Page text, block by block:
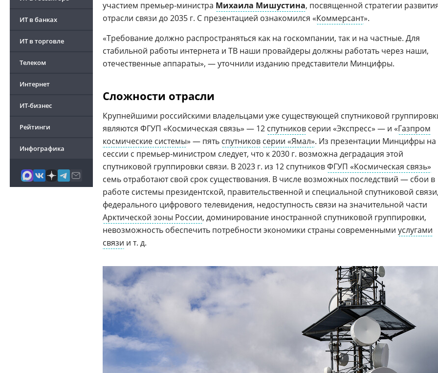
ИТ в банках
ИТ в торговле
Телеком
Интернет
ИТ-бизнес
Рейтинги
Инфографика
участием премьер-министра Михаила Мишустина, посвященной стратегии
отрасли связи до 2035 г. С презентацией ознакомился «Коммерсант».
«Требование должно распространяться как на госкомпании, так и на частные. Для
стабильной работы интернета и ТВ наши провайдеры должны работать через наши,
отечественные аппараты», — уточнили изданию представители Минцифры.
Сложности отрасли
Крупнейшими российскими владельцами уже существующей спутниковой
являются ФГУП «Космическая связь» — 12 спутников серии «Экспресс» — и «Газпром
космические системы» — пять спутников серии «Ямал». Из презентации Минцифры на
сессии с премьер-министром следует, что к 2030 г. возможна деградация этой
спутниковой группировки связи. В 2023 г. из 12 спутниковФГУП «Космическая связь»
семь отработают свой срок существования. В числе возможных последствий — сбои в
работе системы президентской, правительственной и специальной спутниковой
федерального цифрового телевидения, недоступность связи на значительной части
Арктической зоны России, доминирование иностранной спутниковой группировки,
невозможность обеспечить потребности экономики страны современными услугами
связи и т. д.